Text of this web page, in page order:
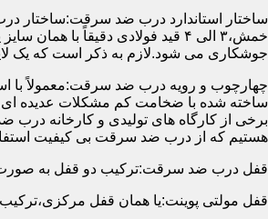
ساختار استاندارد درب ضد سرقت:ساختار
جوشکاری می شود.لازم به ذکر است که یک
ساخته شده با ضخامت کم مشکلات عدیده ای
برخی از کارگاه های تولیدی و کارخانه
هستیم که از درب ضد سرقت بی کیفیت
قفل درب ضد سرقت:ترکیب دو قفل به صورت مجزا که
قفل مولتی پوینت:یا همان قفل مرکزی،ترکیب ۳ تا ۵ قفل مجزا بوده که توسط یک میله یا اهرم به صورت یک پارچه عمل می کنند،قفل های مولتی پوینت وارداتی در ایران معمولاً دارای ۱۴ زبانه پیستونی است.